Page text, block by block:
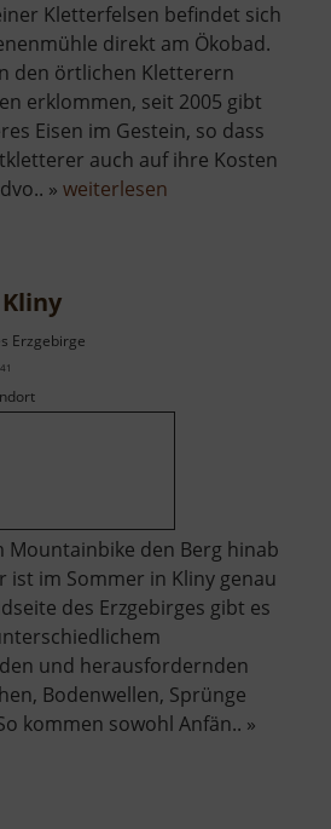
Kletterfelsen befindet sich
direkt am Ökobad.
den örtlichen Kletterern
erklommen, seit 2005 gibt
Eisen im Gestein, so dass
auch auf ihre Kosten
» weiterlesen
Erzgebirge
Mountainbike den Berg hinab
ist im Sommer in Kliny genau
des Erzgebirges gibt es
und herausfordernden
Bodenwellen, Sprünge
kommen sowohl Anfän.. »